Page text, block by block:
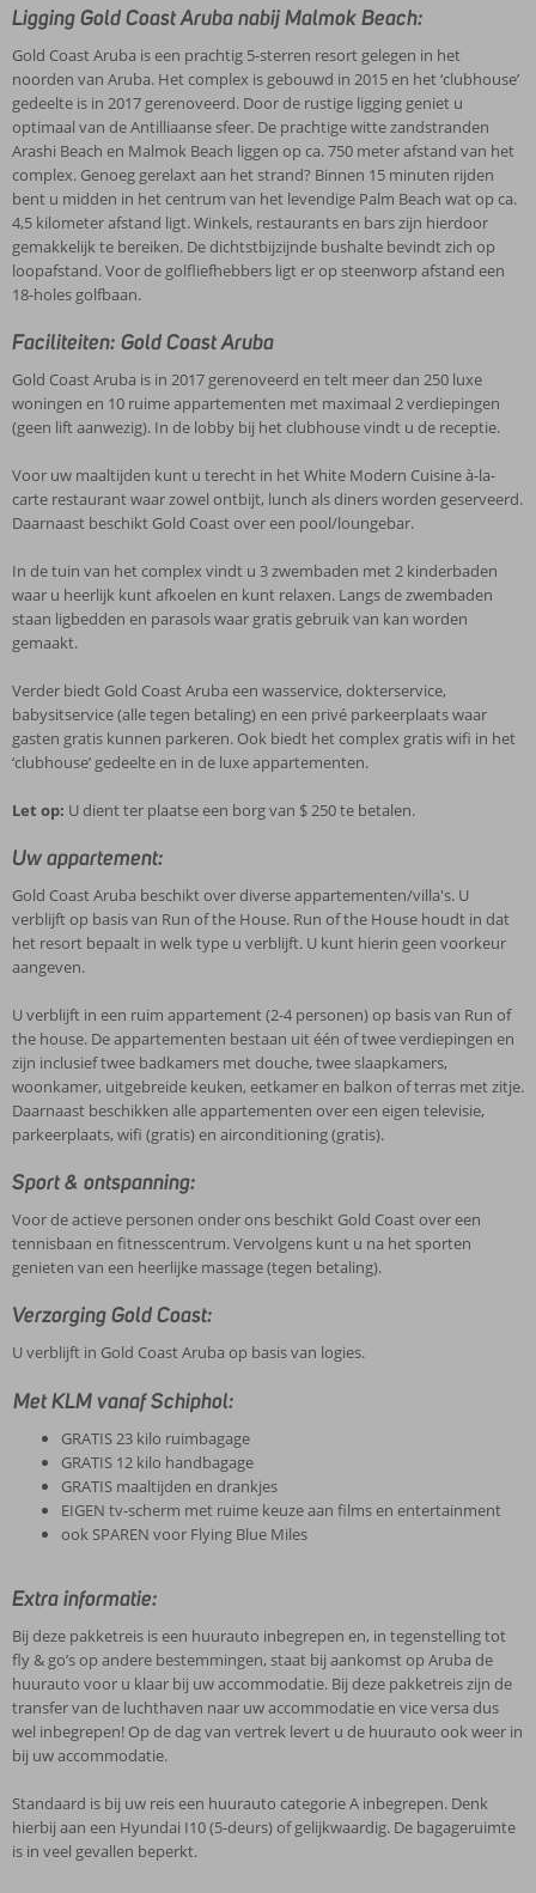
Ligging Gold Coast Aruba nabij Malmok Beach:
Gold Coast Aruba is een prachtig 5-sterren resort gelegen in het
noorden van Aruba. Het complex is gebouwd in 2015 en het ‘clubhouse’
gedeelte is in 2017 gerenoveerd. Door de rustige ligging geniet u
optimaal van de Antilliaanse sfeer. De prachtige witte zandstranden
Arashi Beach en Malmok Beach liggen op ca. 750 meter afstand van het
complex. Genoeg gerelaxt aan het strand? Binnen 15 minuten rijden
bent u midden in het centrum van het levendige Palm Beach wat op ca.
4,5 kilometer afstand ligt. Winkels, restaurants en bars zijn hierdoor
gemakkelijk te bereiken. De dichtstbijzijnde bushalte bevindt zich op
loopafstand. Voor de golfliefhebbers ligt er op steenworp afstand een
18-holes golfbaan.
Faciliteiten: Gold Coast Aruba
Gold Coast Aruba is in 2017 gerenoveerd en telt meer dan 250 luxe
woningen en 10 ruime appartementen met maximaal 2 verdiepingen
(geen lift aanwezig). In de lobby bij het clubhouse vindt u de receptie.
Voor uw maaltijden kunt u terecht in het White Modern Cuisine à-la-
carte restaurant waar zowel ontbijt, lunch als diners worden geserveerd.
Daarnaast beschikt Gold Coast over een pool/loungebar.
In de tuin van het complex vindt u 3 zwembaden met 2 kinderbaden
waar u heerlijk kunt afkoelen en kunt relaxen. Langs de zwembaden
staan ligbedden en parasols waar gratis gebruik van kan worden
gemaakt.
Verder biedt Gold Coast Aruba een wasservice, dokterservice,
babysitservice (alle tegen betaling) en een privé parkeerplaats waar
gasten gratis kunnen parkeren. Ook biedt het complex gratis wifi in het
‘clubhouse’ gedeelte en in de luxe appartementen.
Let op: U dient ter plaatse een borg van $ 250 te betalen.
Uw appartement:
Gold Coast Aruba beschikt over diverse appartementen/villa's. U
verblijft op basis van Run of the House. Run of the House houdt in dat
het resort bepaalt in welk type u verblijft. U kunt hierin geen voorkeur
aangeven.
U verblijft in een ruim appartement (2-4 personen) op basis van Run of
the house. De appartementen bestaan uit één of twee verdiepingen en
zijn inclusief twee badkamers met douche, twee slaapkamers,
woonkamer, uitgebreide keuken, eetkamer en balkon of terras met zitje.
Daarnaast beschikken alle appartementen over een eigen televisie,
parkeerplaats, wifi (gratis) en airconditioning (gratis).
Sport & ontspanning:
Voor de actieve personen onder ons beschikt Gold Coast over een
tennisbaan en fitnesscentrum. Vervolgens kunt u na het sporten
genieten van een heerlijke massage (tegen betaling).
Verzorging Gold Coast:
U verblijft in Gold Coast Aruba op basis van logies.
Met KLM vanaf Schiphol:
GRATIS 23 kilo ruimbagage
GRATIS 12 kilo handbagage
GRATIS maaltijden en drankjes
EIGEN tv-scherm met ruime keuze aan films en entertainment
ook SPAREN voor Flying Blue Miles
Extra informatie:
Bij deze pakketreis is een huurauto inbegrepen en, in tegenstelling tot
fly & go’s op andere bestemmingen, staat bij aankomst op Aruba de
huurauto voor u klaar bij uw accommodatie. Bij deze pakketreis zijn de
transfer van de luchthaven naar uw accommodatie en vice versa dus
wel inbegrepen! Op de dag van vertrek levert u de huurauto ook weer in
bij uw accommodatie.
Standaard is bij uw reis een huurauto categorie A inbegrepen. Denk
hierbij aan een Hyundai I10 (5-deurs) of gelijkwaardig. De bagageruimte
is in veel gevallen beperkt.